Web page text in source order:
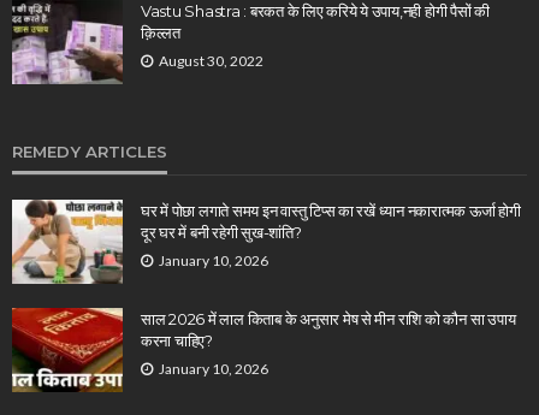
Vastu Shastra : बरकत के लिए करिये ये उपाय,नही होगी पैसों की
क़िल्लत
August 30, 2022
REMEDY ARTICLES
घर में पोछा लगाते समय इन वास्तु टिप्स का रखें ध्यान नकारात्मक ऊर्जा होगी
दूर घर में बनी रहेगी सुख-शांति?
January 10, 2026
साल 2026 में लाल किताब के अनुसार मेष से मीन राशि को कौन सा उपाय
करना चाहिए?
January 10, 2026